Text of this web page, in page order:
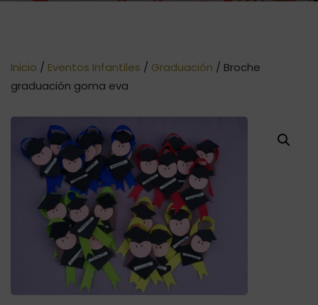
Inicio / Eventos Infantiles / Graduación / Broche
graduación goma eva